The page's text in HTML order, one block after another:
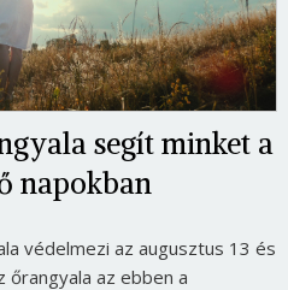
segít minket a
napokban
védelmezi az augusztus 13 és
az ebben a